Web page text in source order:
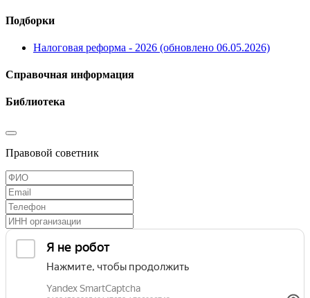
Подборки
Налоговая реформа - 2026 (обновлено 06.05.2026)
Справочная информация
Библиотека
Правовой советник